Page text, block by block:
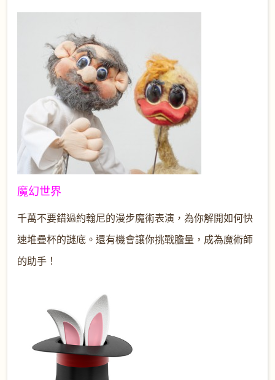
魔幻世界
千萬不要錯過約翰尼的漫步魔術表演，為你解開如何快
速堆疊杯的謎底。還有機會讓你挑戰膽量，成為魔術師
的助手！